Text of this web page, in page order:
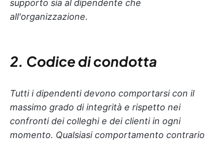
supporto sia al dipendente che
all'organizzazione.
2. Codice di condotta
Tutti i dipendenti devono comportarsi con il
massimo grado di integrità e rispetto nei
confronti dei colleghi e dei clienti in ogni
momento. Qualsiasi comportamento contrario